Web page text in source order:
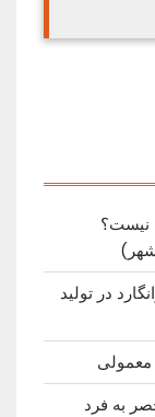
نیست؟
در تولید
معمولی
به فرد